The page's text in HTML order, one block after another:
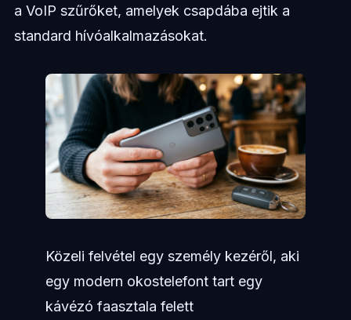
a VoIP szűrőket, amelyek csapdába ejtik a
standard hívóalkalmazásokat.
Közeli felvétel egy személy kezéről, aki
egy modern okostelefont tart egy
kávézó faasztala felett